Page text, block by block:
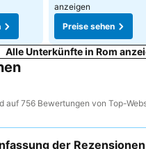
anzeigen
Preise sehen
Alle Unterkünfte in Rom
auf 756 Bewertungen von Top-
der Rezensionen